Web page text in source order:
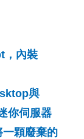
，內裝
與
你伺服器
顆廢棄的